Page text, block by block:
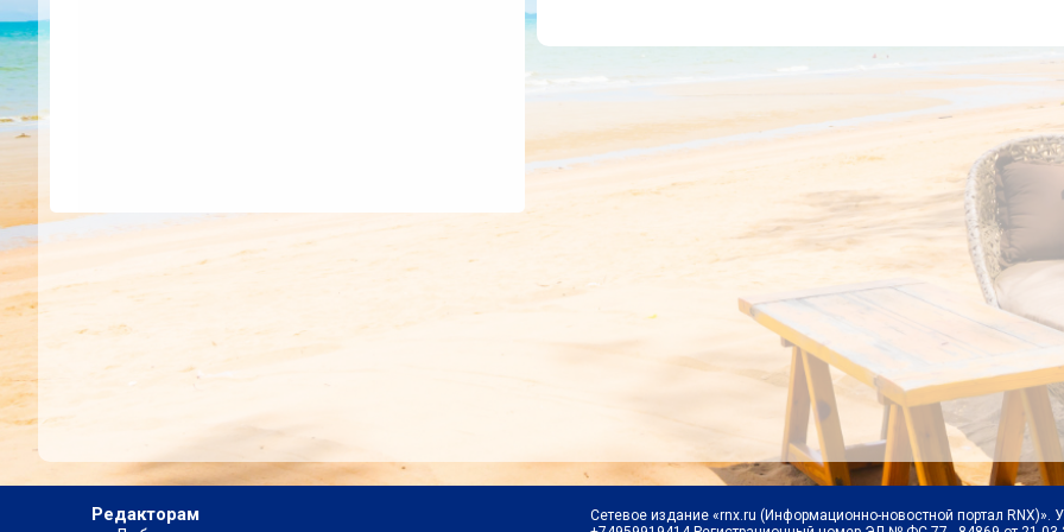
Редакторам
Сетевое издание «rnx.ru (Информационно-новостной портал